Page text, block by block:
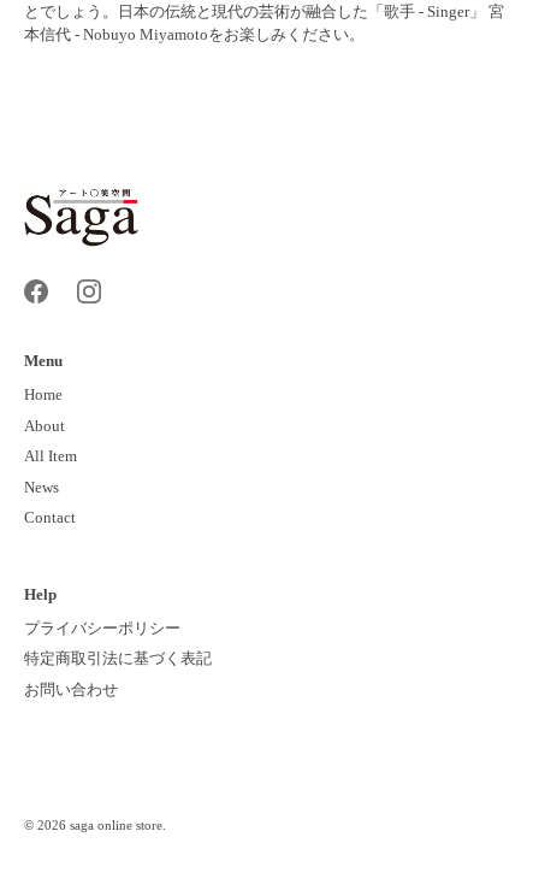
とでしょう。日本の伝統と現代の芸術が融合した「歌手 - Singer」 宮
本信代 - Nobuyo Miyamotoをお楽しみください。
Menu
Home
About
All Item
News
Contact
Help
プライバシーポリシー
特定商取引法に基づく表記
お問い合わせ
© 2026 saga online store.